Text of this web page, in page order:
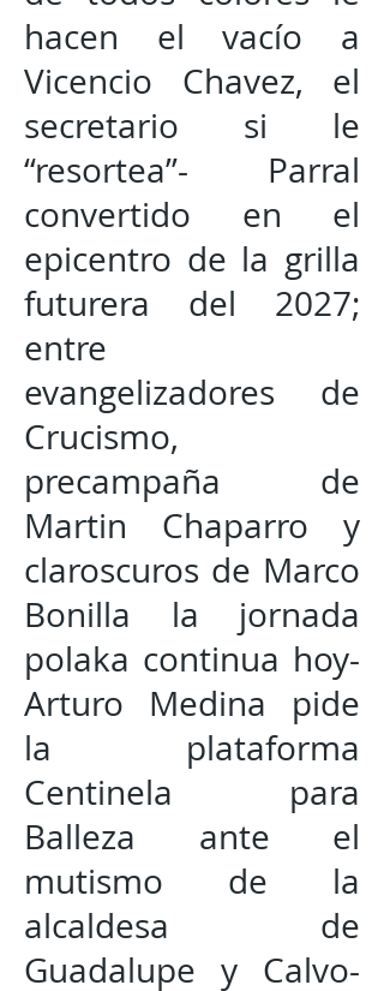
hacen el vacío a
Vicencio Chavez, el
secretario si le
“resortea”- Parral
convertido en el
epicentro de la grilla
futurera del 2027;
entre
evangelizadores de
Crucismo,
precampaña de
Martin Chaparro y
claroscuros de Marco
Bonilla la jornada
polaka continua hoy-
Arturo Medina pide
la plataforma
Centinela para
Balleza ante el
mutismo de la
alcaldesa de
Guadalupe y Calvo-